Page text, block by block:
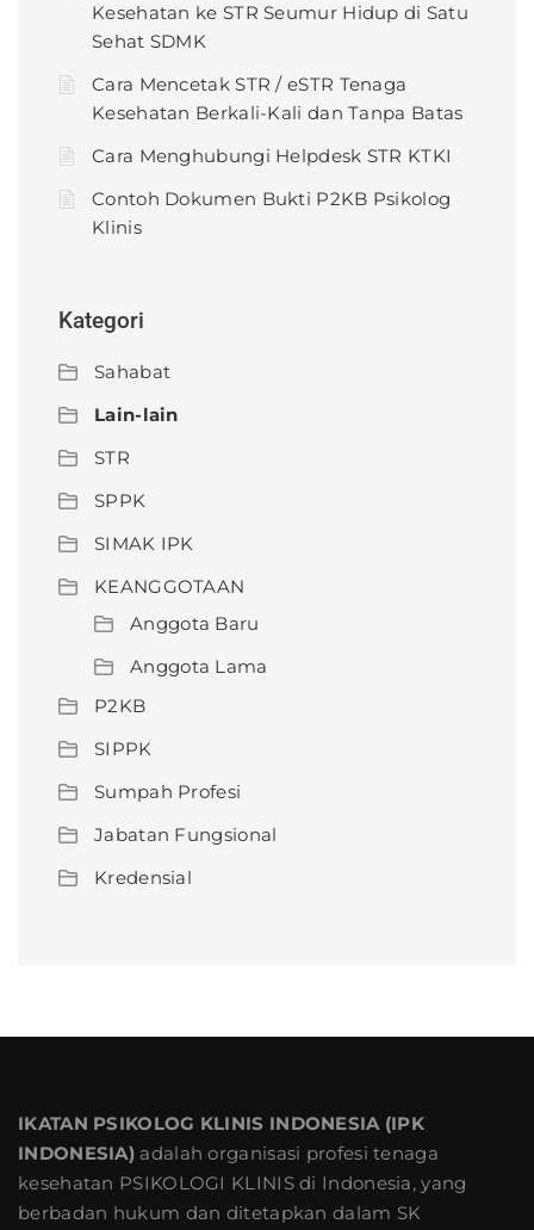
Kesehatan ke STR Seumur Hidup di Satu
Sehat SDMK
Cara Mencetak STR / eSTR Tenaga
Kesehatan Berkali-Kali dan Tanpa Batas
Cara Menghubungi Helpdesk STR KTKI
Contoh Dokumen Bukti P2KB Psikolog
Klinis
Kategori
Sahabat
Lain-lain
STR
SPPK
SIMAK IPK
KEANGGOTAAN
Anggota Baru
Anggota Lama
P2KB
SIPPK
Sumpah Profesi
Jabatan Fungsional
Kredensial
IKATAN PSIKOLOG KLINIS INDONESIA (IPK
INDONESIA) adalah organisasi profesi tenaga
kesehatan PSIKOLOGI KLINIS di Indonesia, yang
berbadan hukum dan ditetapkan dalam SK